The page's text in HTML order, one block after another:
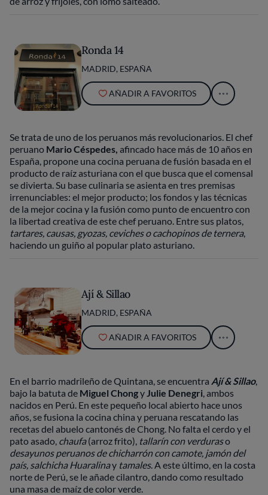
Ronda 14
MADRID, ESPAÑA
AÑADIR A FAVORITOS
Se trata de uno de los peruanos más revolucionarios. El chef
peruano Mario Céspedes, afincado hace más de 10 años en
España, propone una cocina peruana de fusión basada en el
producto de raíz asturiana con el que busca que el comensal
se divierta. Su base culinaria se asienta en tres premisas
irrenunciables: el mejor producto; los fondos y las técnicas
de la mejor cocina y la fusión como punto de encuentro con
la libertad creativa de este chef peruano. Entre sus platos,
tartares, causas, gyozas, ceviches o cachopinos de ternera,
haciendo un guiño al popular plato asturiano.
Ají & Sillao
MADRID, ESPAÑA
AÑADIR A FAVORITOS
En el barrio madrileño de Quintana, se encuentra Ají & Sillao,
bajo la batuta de Miguel ChongyJulie Denegri, ambos
nacidos en Perú. En este pequeño local abierto hace unos
años, se fusiona la cocina china y peruana rescatando las
recetas del abuelo cantonés de Chong. No falta el cerdo y el
pato asado, chaufa(arroz frito), tallarín con verduraso
desayunos peruanos de chicharrón con camote, jamón del
país, salchicha Huaralinay tamales. A este último, en la costa
norte de Perú, se le añade cilantro, dando como resultado
una masa de maíz de color verde.